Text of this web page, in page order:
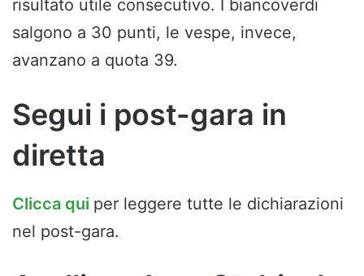
risultato utile consecutivo. I biancoverdi
salgono a 30 punti, le vespe, invece,
avanzano a quota 39.
Segui i post-gara in
diretta
Clicca qui per leggere tutte le dichiarazioni
nel post-gara.